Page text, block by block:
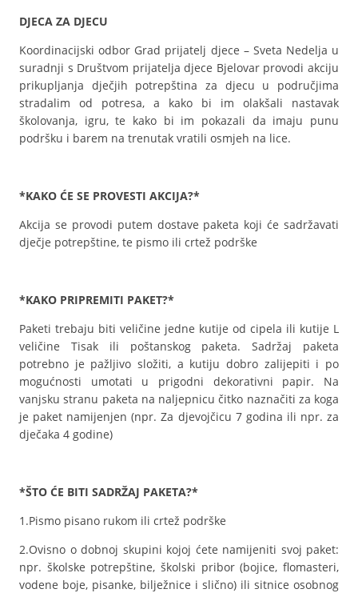
DJECA ZA DJECU
Koordinacijski odbor Grad prijatelj djece – Sveta Nedelja u
suradnji s Društvom prijatelja djece Bjelovar provodi akciju
prikupljanja dječjih potrepština za djecu u područjima
stradalim od potresa, a kako bi im olakšali nastavak
školovanja, igru, te kako bi im pokazali da imaju punu
podršku i barem na trenutak vratili osmjeh na lice.
*KAKO ĆE SE PROVESTI AKCIJA?*
Akcija se provodi putem dostave paketa koji će sadržavati
dječje potrepštine, te pismo ili crtež podrške
*KAKO PRIPREMITI PAKET?*
Paketi trebaju biti veličine jedne kutije od cipela ili kutije L
veličine Tisak ili poštanskog paketa. Sadržaj paketa
potrebno je pažljivo složiti, a kutiju dobro zalijepiti i po
mogućnosti umotati u prigodni dekorativni papir. Na
vanjsku stranu paketa na naljepnicu čitko naznačiti za koga
je paket namijenjen (npr. Za djevojčicu 7 godina ili npr. za
dječaka 4 godine)
*ŠTO ĆE BITI SADRŽAJ PAKETA?*
1.Pismo pisano rukom ili crtež podrške
2.Ovisno o dobnoj skupini kojoj ćete namijeniti svoj paket:
npr. školske potrepštine, školski pribor (bojice, flomasteri,
vodene boje, pisanke, bilježnice i slično) ili sitnice osobnog